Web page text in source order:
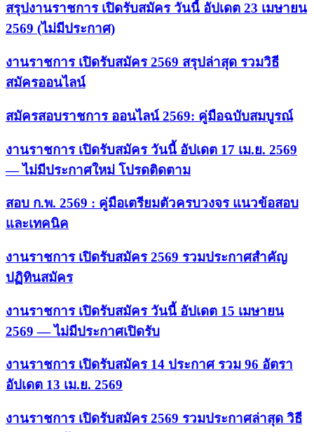
สรุปงานราชการ เปิดรับสมัคร วันนี้ อัปเดต 23 เมษายน
2569 (ไม่มีประกาศ)
งานราชการ เปิดรับสมัคร 2569 สรุปล่าสุด รวมวิธี
สมัครออนไลน์
สมัครสอบราชการ ออนไลน์ 2569: คู่มือฉบับสมบูรณ์
งานราชการ เปิดรับสมัคร วันนี้ อัปเดต 17 เม.ย. 2569
— ไม่มีประกาศใหม่ โปรดติดตาม
สอบ ก.พ. 2569 : คู่มือเตรียมตัวครบวงจร แนวข้อสอบ
และเทคนิค
งานราชการ เปิดรับสมัคร 2569 รวมประกาศสำคัญ
ปฏิทินสมัคร
งานราชการ เปิดรับสมัคร วันนี้ อัปเดต 15 เมษายน
2569 — ไม่มีประกาศเปิดรับ
งานราชการ เปิดรับสมัคร 14 ประกาศ รวม 96 อัตรา
อัปเดต 13 เม.ย. 2569
งานราชการ เปิดรับสมัคร 2569 รวมประกาศล่าสุด วิธี